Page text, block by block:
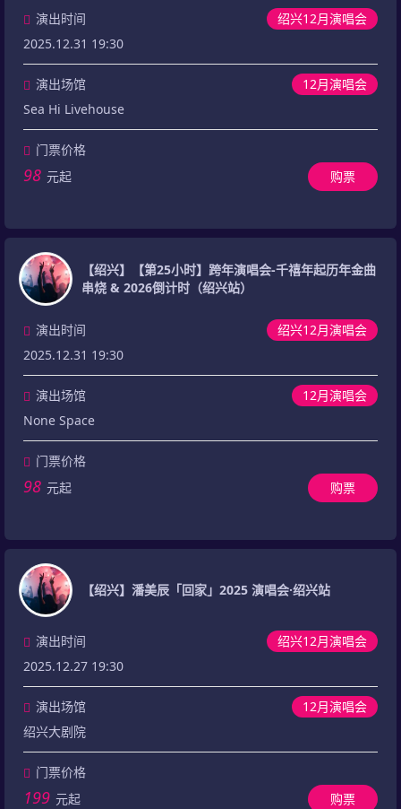
绍兴12月演唱会
演出时间
2025.12.31 19:30
12月演唱会
演出场馆
Sea Hi Livehouse
门票价格
98 元起 购票
【绍兴】【第25小时】跨年演唱会-千禧年起历年金曲
串烧 & 2026倒计时（绍兴站）
绍兴12月演唱会
演出时间
2025.12.31 19:30
12月演唱会
演出场馆
None Space
门票价格
98 元起 购票
【绍兴】潘美辰「回家」2025 演唱会·绍兴站
绍兴12月演唱会
演出时间
2025.12.27 19:30
12月演唱会
演出场馆
绍兴大剧院
门票价格
199 元起 购票